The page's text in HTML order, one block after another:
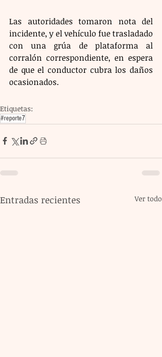
Las autoridades tomaron nota del
incidente, y el vehículo fue trasladado
con una grúa de plataforma al
corralón correspondiente, en espera
de que el conductor cubra los daños
ocasionados.
Etiquetas:
#reporte7
Entradas recientes Ver todo